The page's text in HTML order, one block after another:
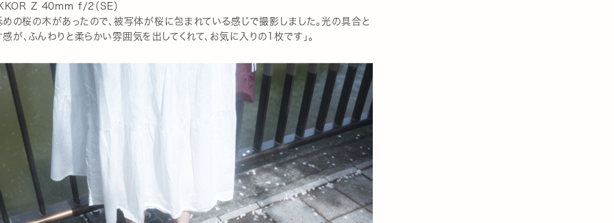
Z 40mm f/2（SE）
めの桜の木があったので、被写体が桜に包まれている感じで撮影しました。光の具合と
が、ふんわりと柔らかい雰囲気を出してくれて、お気に入りの1枚です」。